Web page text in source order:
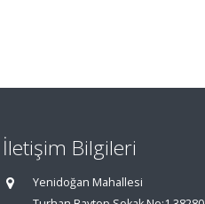
İletişim Bilgileri
Yenidoğan Mahallesi